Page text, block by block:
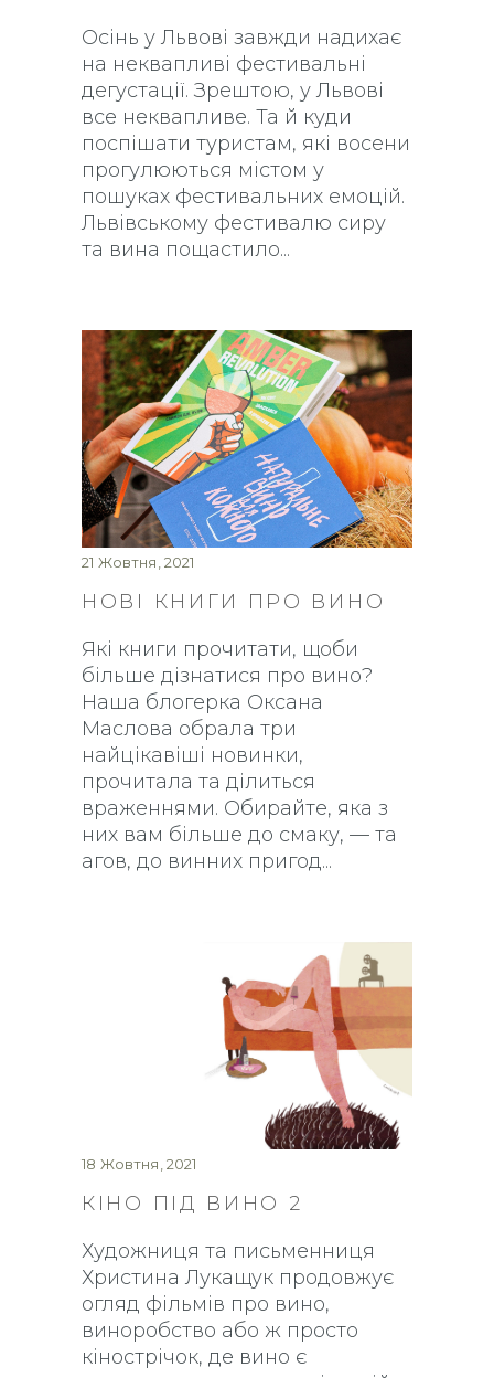
Осінь у Львові завжди надихає
на неквапливі фестивальні
дегустації. Зрештою, у Львові
все неквапливе. Та й куди
поспішати туристам, які восени
прогулюються містом у
пошуках фестивальних емоцій.
Львівському фестивалю сиру
та вина пощастило
21 Жовтня, 2021
НОВІ КНИГИ ПРО ВИНО
Які книги прочитати, щоби
більше дізнатися про вино?
Наша блогерка Оксана
Маслова обрала три
найцікавіші новинки,
прочитала та ділиться
враженнями. Обирайте, яка з
них вам більше до смаку, — та
агов, до винних пригод
18 Жовтня, 2021
КІНО ПІД ВИНО 2
Художниця та письменниця
Христина Лукащук продовжує
огляд фільмів про вино,
виноробство або ж просто
кінострічок, де вино є